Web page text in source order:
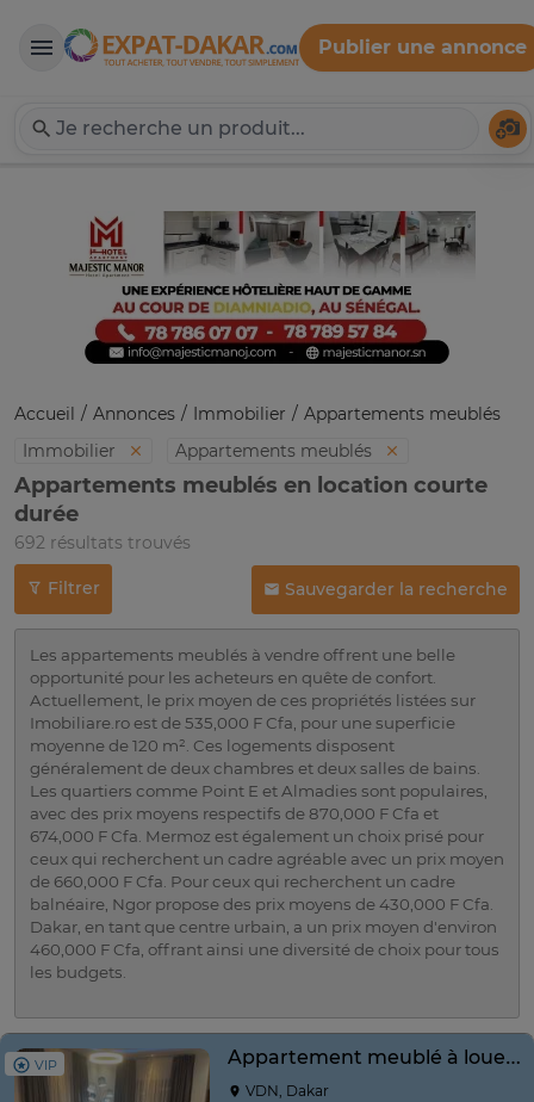
Expat-Dakar
Publier une annonce
Accueil Annonces Immobilier
Appartements meublés
Immobilier
Appartements meublés
Appartements meublés en location courte
durée
692 résultats trouvés
Filtrer Sauvegarder la recherche
Les appartements meublés à vendre offrent une belle
opportunité pour les acheteurs en quête de confort.
Actuellement, le prix moyen de ces propriétés listées sur
Imobiliare.ro est de 535,000 F Cfa, pour une superficie
moyenne de 120 m². Ces logements disposent
généralement de deux chambres et deux salles de bains.
Les quartiers comme Point E et Almadies sont populaires,
avec des prix moyens respectifs de 870,000 F Cfa et
674,000 F Cfa. Mermoz est également un choix prisé pour
ceux qui recherchent un cadre agréable avec un prix moyen
de 660,000 F Cfa. Pour ceux qui recherchent un cadre
balnéaire, Ngor propose des prix moyens de 430,000 F Cfa.
Dakar, en tant que centre urbain, a un prix moyen d'environ
460,000 F Cfa, offrant ainsi une diversité de choix pour tous
les budgets.
VIP Appartement meublé à louer à la Foire
VDN, Dakar